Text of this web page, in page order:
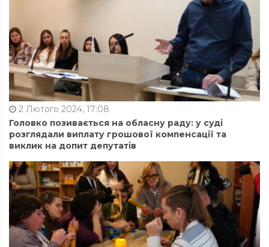
2 Лютого 2024, 17:08
Головко позивається на обласну раду: у суді
розглядали виплату грошової компенсації та
виклик на допит депутатів